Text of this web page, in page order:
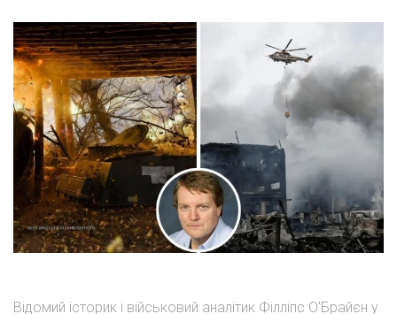
Відомий історик і військовий аналітик Філліпс О'Брайєн у